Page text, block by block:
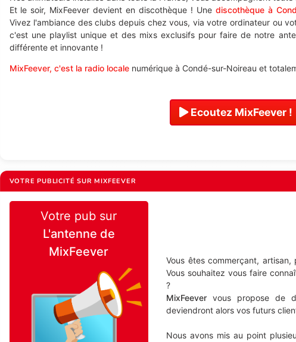
Et le soir, MixFeever devient en discothèque ! Unediscothèque à
Vivez l'ambiance des clubs depuis chez vous, via votre ordinateur ou
c'est une playlist unique et des mixs exclusifs pour faire de notre
différente et innovante !
MixFeever, c'est la radio localenumérique à Condé-sur-Noireau et
Ecoutez MixFeever !
VOTRE PUBLICITÉ SUR MIXFEEVER
Votre pub sur
L'antenne de
MixFeever
Vous êtes commerçant,
Vous souhaitez vous faire
?
MixFeever vous propose de
deviendront alors vos futurs
Nous avons mis au point